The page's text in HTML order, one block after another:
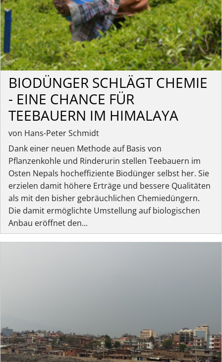
BIODÜNGER SCHLÄGT CHEMIE
- EINE CHANCE FÜR
TEEBAUERN IM HIMALAYA
von Hans-Peter Schmidt
Dank einer neuen Methode auf Basis von
Pflanzenkohle und Rinderurin stellen Teebauern im
Osten Nepals hocheffiziente Biodünger selbst her. Sie
erzielen damit höhere Erträge und bessere Qualitäten
als mit den bisher gebräuchlichen Chemiedüngern.
Die damit ermöglichte Umstellung auf biologischen
Anbau eröffnet den...